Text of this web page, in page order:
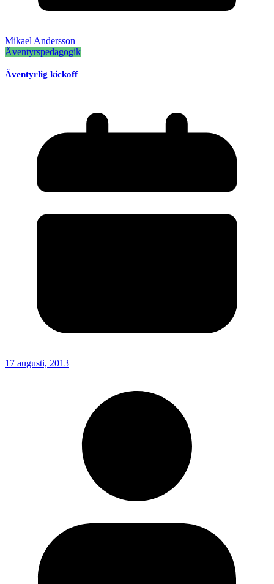
Mikael Andersson
Äventyrspedagogik
Äventyrlig kickoff
17 augusti, 2013